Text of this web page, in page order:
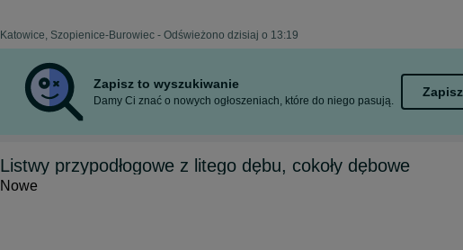
Katowice, Szopienice-Burowiec - Odświeżono dzisiaj o 13:19
Zapisz to wyszukiwanie
Damy Ci znać o nowych ogłoszeniach, które do niego pasują.
Zapisz
Listwy przypodłogowe z litego dębu, cokoły dębowe
Nowe